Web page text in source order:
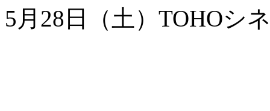
5月28日（土）TOHOシ